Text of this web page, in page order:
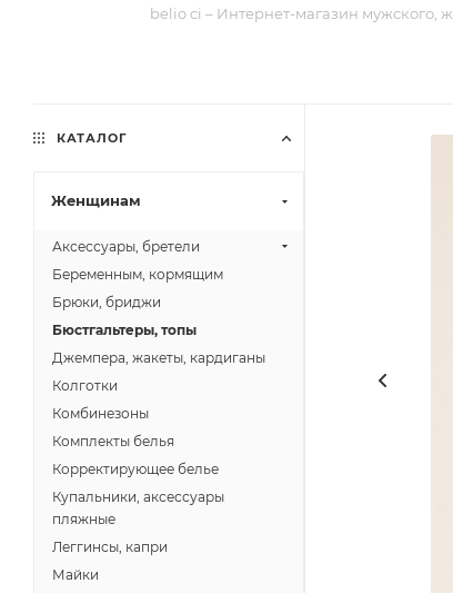
belio ci – Интернет-магазин мужского,
КАТАЛОГ
Женщинам
Аксессуары, бретели
Беременным, кормящим
Брюки, бриджи
Бюстгальтеры, топы
Джемпера, жакеты, кардиганы
Колготки
Комбинезоны
Комплекты белья
Корректирующее белье
Купальники, аксессуары
пляжные
Леггинсы, капри
Майки